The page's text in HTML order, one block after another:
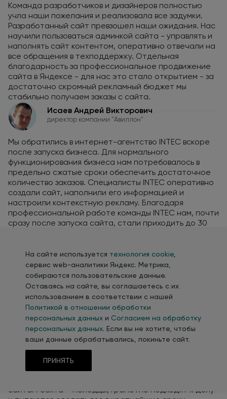
Команда разработчиков и дизайнеров полностью
учла наши пожелания и реализовала все задумки.
Разработанный сайт превзошел наши ожидания. Нас
научили пользоваться админкой сайта - управлять и
наполнять сайт контентом, оперативно отвечали на
все обращения в техподдержку. Отдельная
благодарность за профессиональное продвижение
сайта в Яндексе - для нас это стало открытием - за
достаточно скромный рекламный бюджет мы
стабильно получаем заказы с сайта.
Исаев Андрей Викторович
директор компании "Авиллон"
Мы обратились в интернет-агентство INTEC вскоре
после запуска бизнеса. Для нормального
функционирования бизнеса нам потребовалось в
предельно сжатые сроки обеспечить достаточное
количество заказов. Специалисты INTEC оперативно
создали сайт, наполнили его информацией и
настроили контекстную рекламу. Благодаря
профессиональной работе команды INTEC нам, почти
сразу после запуска сайта, стали приходить до 30
встать на ноги и окрепнуть. Сейчас сайт и
контекстная реклама являются для нас основным
источником привлечения клиентов. Благодарим
INTEC за качественную и профессиональную работу.
Александр Трофименко
генеральный директор компании «Тех-АС»
Наша компания занимается оборудованием и
инструментом для автосервиса. Более пяти лет
назад мы обратились в INTEC. Подход ребят нас
очень порадовал, мы заключили с ними договор. С
тех пор уже порядка более пяти лет мы с ними
сайта. Ребята – молодцы, грамотно подходят к делу
На сайте используется технология cookie
сервис web-аналитики Яндекс. Метрика,
собираются пользовательские данные.
Оставаясь на сайте, вы соглашаетесь с их
использованием в соответствии с нашей
Политикой в отношении обработки
персональных данных и Согласием на обработку
персональных данных. Если вы не хотите, чтобы
ваши данные обрабатывались, покиньте сайт.
ПРИНЯТЬ